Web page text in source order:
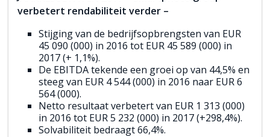
verbetert rendabiliteit verder –
Stijging van de bedrijfsopbrengsten van EUR
45 090 (000) in 2016 tot EUR 45 589 (000) in
2017 (+ 1,1%).
De EBITDA tekende een groei op van 44,5% en
steeg van EUR 4 544 (000) in 2016 naar EUR 6
564 (000).
Netto resultaat verbetert van EUR 1 313 (000)
in 2016 tot EUR 5 232 (000) in 2017 (+298,4%).
Solvabiliteit bedraagt 66,4%.